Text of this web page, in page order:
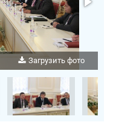
Загрузить фото